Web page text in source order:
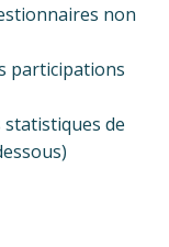
non
participations
statistiques de